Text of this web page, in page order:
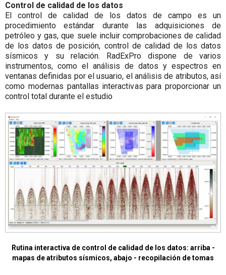
Control de calidad de los datos
El control de calidad de los datos de campo es un
procedimiento estándar durante las adquisiciones de
petróleo y gas, que suele incluir comprobaciones de calidad
de los datos de posición, control de calidad de los datos
sísmicos y su relación. RadExPro dispone de varios
instrumentos, como el análisis de datos y espectros en
ventanas definidas por el usuario, el análisis de atributos, así
como modernas pantallas interactivas para proporcionar un
control total durante el estudio
Rutina interactiva de control de calidad de los datos: arriba -
mapas de atributos sísmicos, abajo - recopilación de tomas